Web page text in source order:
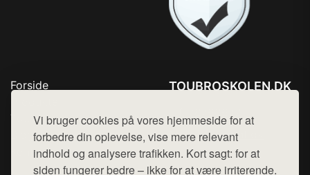
Vi bruger cookies på vores hjemmeside for at
forbedre din oplevelse, vise mere relevant
indhold og analysere trafikken. Kort sagt: for at
siden fungerer bedre – ikke for at være irriterende.
Forside
Top Rabatter
Blog
Kontakt
TOUBROSKOLEN.DK
Mail: hej@want.dk
Cookie- og privatlivspolitik